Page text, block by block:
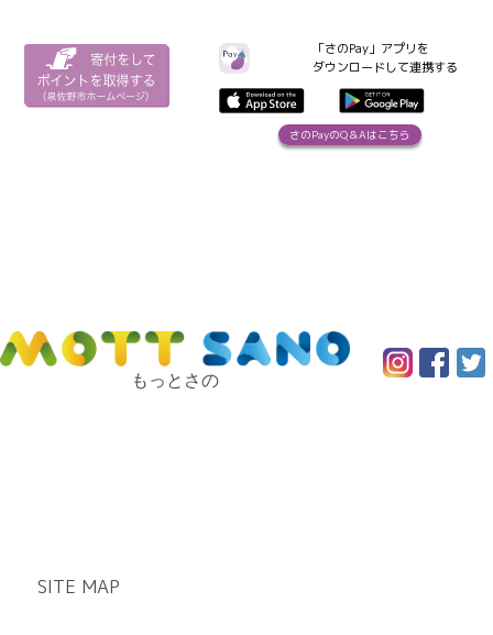
「さのPay」アプリを
ダウンロードして連携する
さのPayのQ＆Aはこちら
もっとさの
SITE MAP